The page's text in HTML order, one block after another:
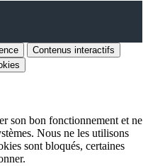
Contenus interactifs
son bon fonctionnement et ne
Nous ne les utilisons
sont bloqués, certaines